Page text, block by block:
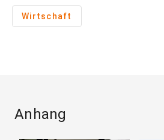
Wirtschaft
Anhang